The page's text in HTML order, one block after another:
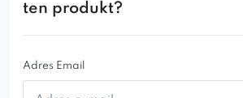
Prezentowany hoker posiada
ten produkt?
Adres Email